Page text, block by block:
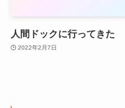
人間ドックに行ってきた
2022年2月7日